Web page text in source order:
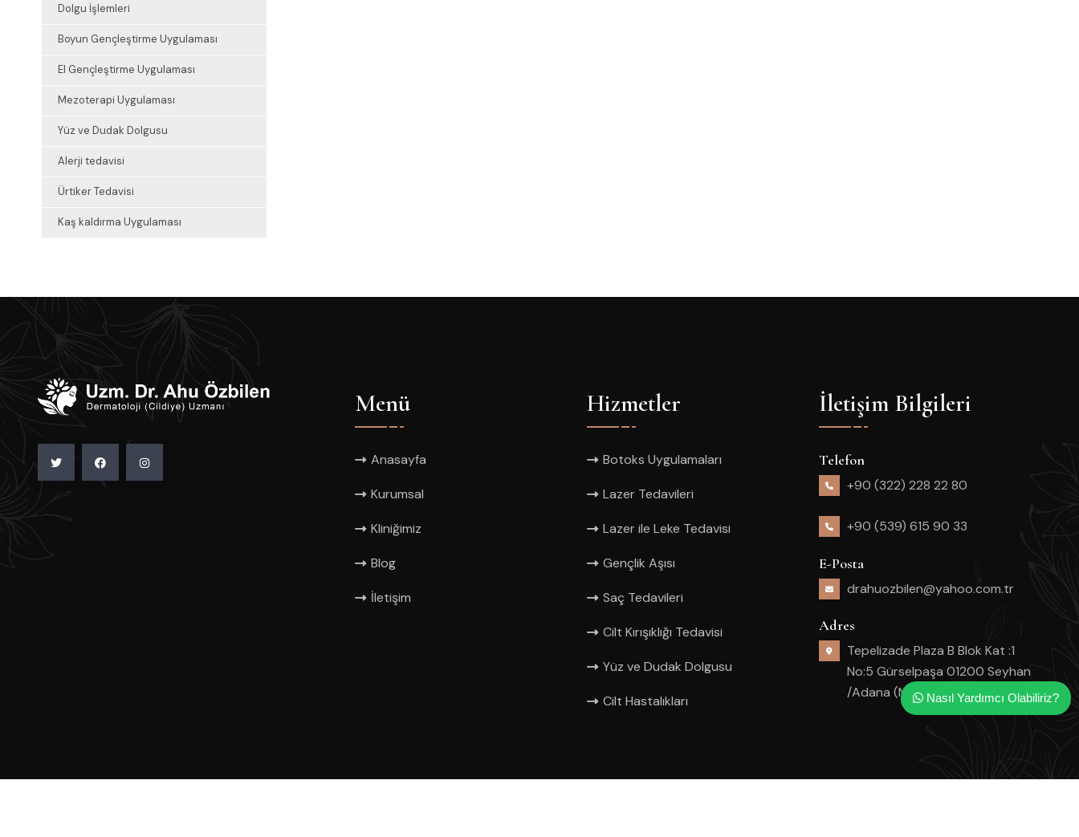
Dolgu İşlemleri
Boyun Gençleştirme Uygulaması
El Gençleştirme Uygulaması
Mezoterapi Uygulaması
Yüz ve Dudak Dolgusu
Alerji tedavisi
Ürtiker Tedavisi
Kaş kaldırma Uygulaması
Menü
Anasayfa
Kurumsal
Kliniğimiz
Blog
İletişim
Hizmetler
Botoks Uygulamaları
Lazer Tedavileri
Lazer ile Leke Tedavisi
Gençlik Aşısı
Saç Tedavileri
Cilt Kırışıklığı Tedavisi
Yüz ve Dudak Dolgusu
Cilt Hastalıkları
İletişim Bilgileri
Telefon
+90 (322) 228 22 80
+90 (539) 615 90 33
E-Posta
drahuozbilen@yahoo.com.tr
Adres
Tepelizade Plaza B Blok Kat :1
No:5 Gürselpaşa 01200 Seyhan
/Adana (M1 Real AVM Kavşağı)
Nasıl Yardımcı Olabiliriz?